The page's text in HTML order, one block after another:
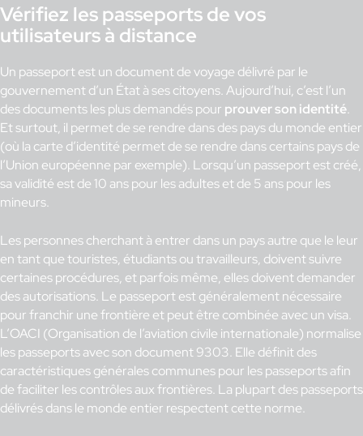
Vérifiez les passeports de vos
utilisateurs à distance
Un passeport est un document de voyage délivré par le
gouvernement d’un État à ses citoyens. Aujourd’hui, c’est l’un
des documents les plus demandés pour prouver son identité.
Et surtout, il permet de se rendre dans des pays du monde entier
(où la carte d’identité permet de se rendre dans certains pays de
l’Union européenne par exemple). Lorsqu’un passeport est créé,
sa validité est de 10 ans pour les adultes et de 5 ans pour les
mineurs.
Les personnes cherchant à entrer dans un pays autre que le leur
en tant que touristes, étudiants ou travailleurs, doivent suivre
certaines procédures, et parfois même, elles doivent demander
des autorisations. Le passeport est généralement nécessaire
pour franchir une frontière et peut être combinée avec un visa.
L’OACI (Organisation de l’aviation civile internationale) normalise
les passeports avec son document 9303. Elle définit des
caractéristiques générales communes pour les passeports afin
de faciliter les contrôles aux frontières. La plupart des passeports
délivrés dans le monde entier respectent cette norme.